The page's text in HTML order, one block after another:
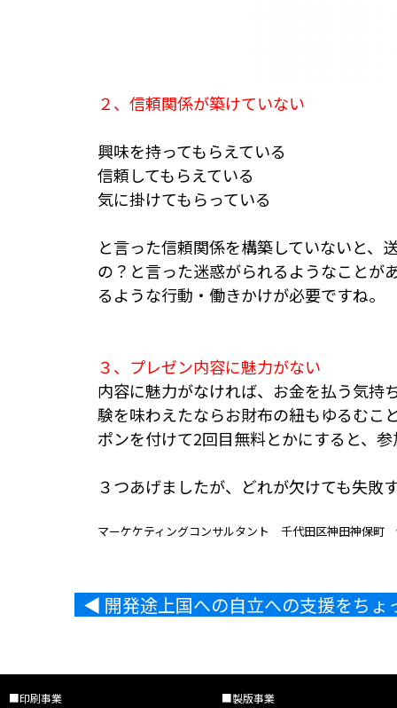
２、信頼関係が築けていない
興味を持ってもらえている
信頼してもらえている
気に掛けてもらっている
と言った信頼関係を構築していないと、
の？と言った迷惑がられるようなことが
るような行動・働きかけが必要ですね。
３、プレゼン内容に魅力がない
内容に魅力がなければ、お金を払う気持
験を味わえたならお財布の紐もゆるむこ
ポンを付けて2回目無料とかにすると、
３つあげましたが、どれが欠けても失敗
マーケケティングコンサルタント 千代田区神田神保
◀︎ 開発途上国への自立への支援をちょ
■印刷事業 ■製版事業